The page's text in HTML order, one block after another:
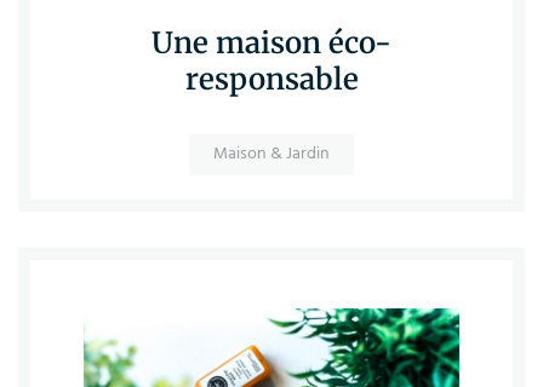
Une maison éco-
responsable
Maison & Jardin